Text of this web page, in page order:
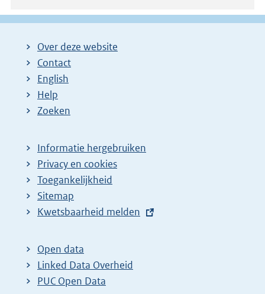
Over deze website
Contact
English
Help
Zoeken
Informatie hergebruiken
Privacy en cookies
Toegankelijkheid
Sitemap
E
t
e
r
Kwetsbaarheid melden
Open data
Linked Data Overheid
PUC Open Data